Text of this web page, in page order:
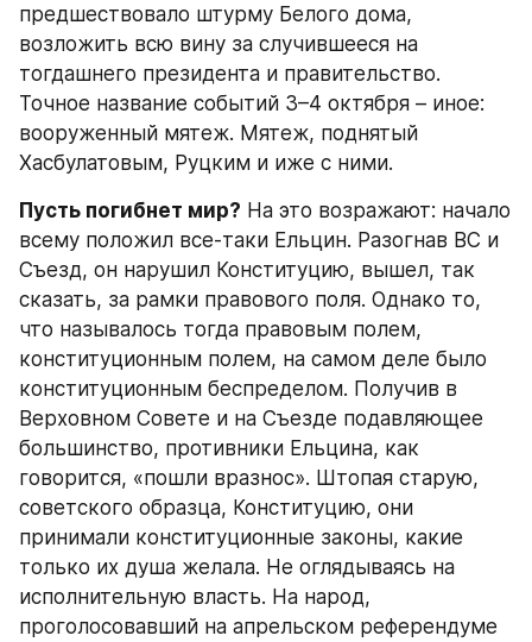
предшествовало штурму Белого дома,
возложить всю вину за случившееся на
тогдашнего президента и правительство.
Точное название событий 3–4 октября – иное:
вооруженный мятеж. Мятеж, поднятый
Хасбулатовым, Руцким и иже с ними.
Пусть погибнет мир? На это возражают: начало
всему положил все-таки Ельцин. Разогнав ВС и
Съезд, он нарушил Конституцию, вышел, так
сказать, за рамки правового поля. Однако то,
что называлось тогда правовым полем,
конституционным полем, на самом деле было
конституционным беспределом. Получив в
Верховном Совете и на Съезде подавляющее
большинство, противники Ельцина, как
говорится, «пошли вразнос». Штопая старую,
советского образца, Конституцию, они
принимали конституционные законы, какие
только их душа желала. Не оглядываясь на
исполнительную власть. На народ,
проголосовавший на апрельском референдуме